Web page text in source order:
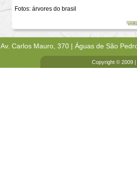
Fotos: árvores do brasil
Av. Carlos Mauro, 370 | Águas de São
Copyright © 2009